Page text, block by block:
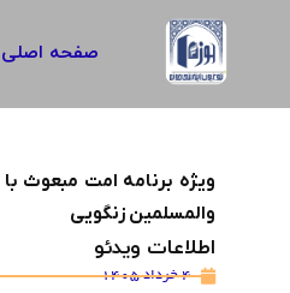
صفحه اصلی
ویژه برنامه امت مبعوث
والمسلمین زنگویی
اطلاعات ویدئو
4 خرداد 1405